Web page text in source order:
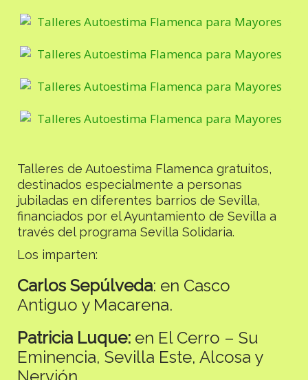
Talleres de Autoestima Flamenca gratuitos,
destinados especialmente a personas
jubiladas en diferentes barrios de Sevilla,
financiados por el Ayuntamiento de Sevilla a
través del programa Sevilla Solidaria.
Los imparten:
Carlos Sepúlveda: en Casco
Antiguo y Macarena.
Patricia Luque: en El Cerro – Su
Eminencia, Sevilla Este, Alcosa y